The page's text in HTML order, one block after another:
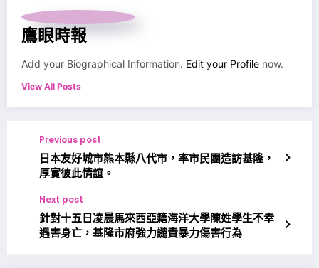
鷹眼時報
Add your Biographical Information. Edit your Profile now.
View All Posts
Previous post
日本友好城市熊本縣八代市，率市民團造訪基隆，
厚實彼此情誼。
Next post
針對十五日凌晨馬來西亞籍海洋大學陳姓學生不幸
遇害身亡，基隆市府強力譴責暴力傷害行為